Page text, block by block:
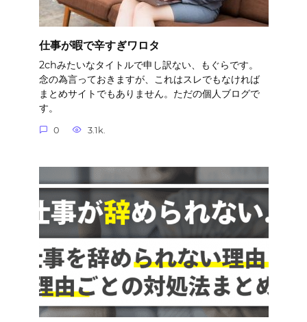
仕事が暇で辛すぎワロタ
2chみたいなタイトルで申し訳ない、もぐらです。
念の為言っておきますが、これはスレでもなければ
まとめサイトでもありません。ただの個人ブログで
す。
0 3.1k.